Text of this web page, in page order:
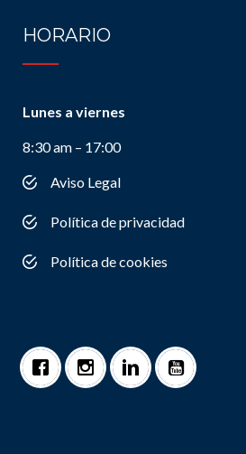
HORARIO
Lunes a viernes
8:30 am – 17:00
Aviso Legal
Política de privacidad
Política de cookies